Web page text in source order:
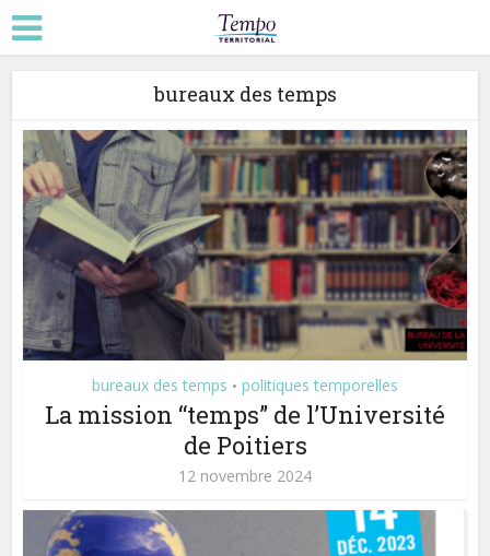
bureaux des temps
bureaux des temps • politiques temporelles
La mission “temps” de l’Université
de Poitiers
12 novembre 2024